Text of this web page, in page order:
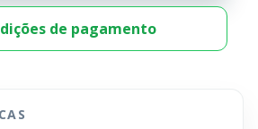
de pagamento